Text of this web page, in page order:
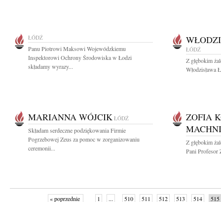
ŁÓDŹ
Panu Piotrowi Maksowi Wojewódzkiemu
Inspektorowi Ochrony Środowiska w Łodzi
składamy wyrazy...
ŁÓDŹ
Z głębokim
Włodzisława
MARIANNA WÓJCIK ŁÓDŹ
Składam serdeczne podziękowania Firmie
Pogrzebowej Zeus za pomoc w zorganizowaniu
ceremonii...
ZOFIA
Z głębokim
Pani
« poprzednie 1 ... 510 511 512 513 514 515